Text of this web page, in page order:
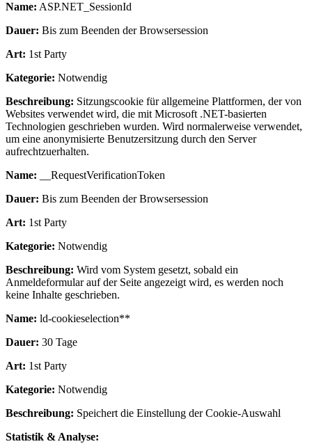
Name: ASP.NET_SessionId
Dauer: Bis zum Beenden der Browsersession
Art: 1st Party
Kategorie: Notwendig
Beschreibung: Sitzungscookie für allgemeine Plattformen, der von
Websites verwendet wird, die mit Microsoft .NET-basierten
Technologien geschrieben wurden. Wird normalerweise verwendet,
um eine anonymisierte Benutzersitzung durch den Server
aufrechtzuerhalten.
Name: __RequestVerificationToken
Dauer: Bis zum Beenden der Browsersession
Art: 1st Party
Kategorie: Notwendig
Beschreibung: Wird vom System gesetzt, sobald ein
Anmeldeformular auf der Seite angezeigt wird, es werden noch
keine Inhalte geschrieben.
Name: ld-cookieselection**
Dauer: 30 Tage
Art: 1st Party
Kategorie: Notwendig
Beschreibung: Speichert die Einstellung der Cookie-Auswahl
Statistik & Analyse: